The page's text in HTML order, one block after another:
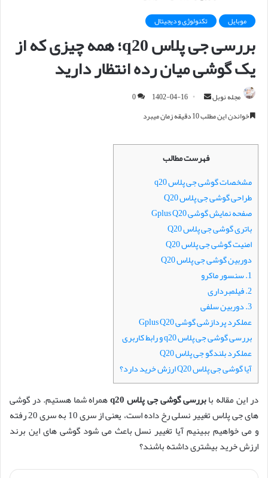
موبایل تکنولوژی و دیجیتال
بررسی جی پلاس q20؛ همه چیزی که از
یک گوشی میان رده انتظار دارید
مجله نوبل
ل
ی
م
ی
ل
1402-04-16
0
خواندن این مطلب 10 دقیقه زمان میبرد
فهرست مطالب
مشخصات گوشی جی پلاس q20
طراحی گوشی جی پلاس Q20
صفحه نمایش گوشی Gplus Q20
باتری گوشی جی پلاس Q20
امنیت گوشی جی پلاس Q20
دوربین گوشی جی پلاس Q20
1. سنسور ماکرو
2. فیلمبرداری
3. دوربین سلفی
عملکرد پردازشی گوشی Gplus Q20
بررسی گوشی جی پلاس q20 و رابط کاربری
عملکرد بلندگو جی پلاس Q20
آیا گوشی جی پلاس Q20 ارزش خرید دارد؟
در این مقاله بابررسی گوشی جی پلاس q20
همراه شما هستیم. در گوشی
های جی پلاس تغییر نسلی رخ داده است، یعنی از سری 10 به سری 20 رفته
و می خواهیم ببینیم آیا تغییر نسل باعث می شود گوشی های این برند
ارزش خرید بیشتری داشته باشند؟